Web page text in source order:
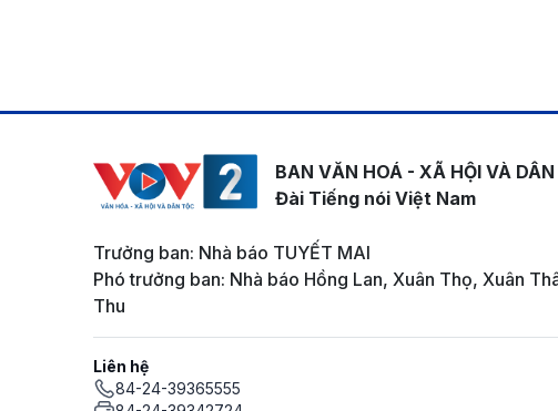
BAN VĂN HOÁ - XÃ HỘI VÀ
Đài Tiếng nói Việt Nam
Trưởng ban: Nhà báo TUYẾT MAI
Phó trưởng ban: Nhà báo Hồng Lan, Xuân Thọ, Xuân
Thu
Liên hệ
84-24-39365555